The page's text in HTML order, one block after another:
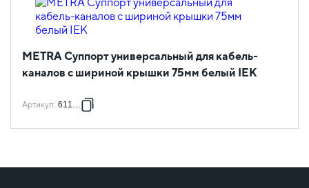
METRA Суппорт универсальный для кабель-
каналов с шириной крышки 75мм белый IEK
Артикул: 611788